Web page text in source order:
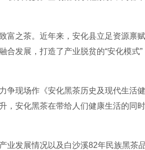
富之茶。近年来，安化县立足资源禀
发展，打造了产业脱贫的“安化模式
争现场作《安化黑茶历史及现代生活
，安化黑茶在带给人们健康生活的同
业发展情况以及白沙溪82年民族黑茶